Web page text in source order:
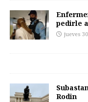
pedirle
jueves
Rodin